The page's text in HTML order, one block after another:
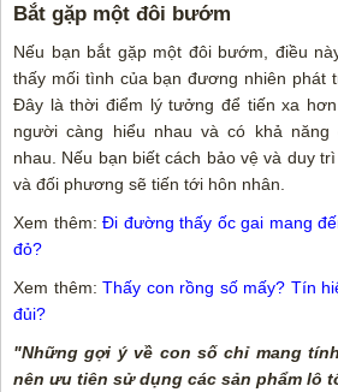
Bắt gặp một đôi bướm
Nếu bạn bắt gặp một đôi bướm, điều
thấy mối tình của bạn đương nhiên phát
Đây là thời điểm lý tưởng để tiến xa
người càng hiểu nhau và có khả
nhau. Nếu bạn biết cách bảo vệ và duy
và đối phương sẽ tiến tới hôn nhân.
Xem thêm:Đi đường thấy ốc gai mang
đỏ?
Xem thêm:Thấy con rồng số mấy? Tín
đủi?
"Những gợi ý về con số chỉ mang
nên ưu tiên sử dụng các sản phẩm lô